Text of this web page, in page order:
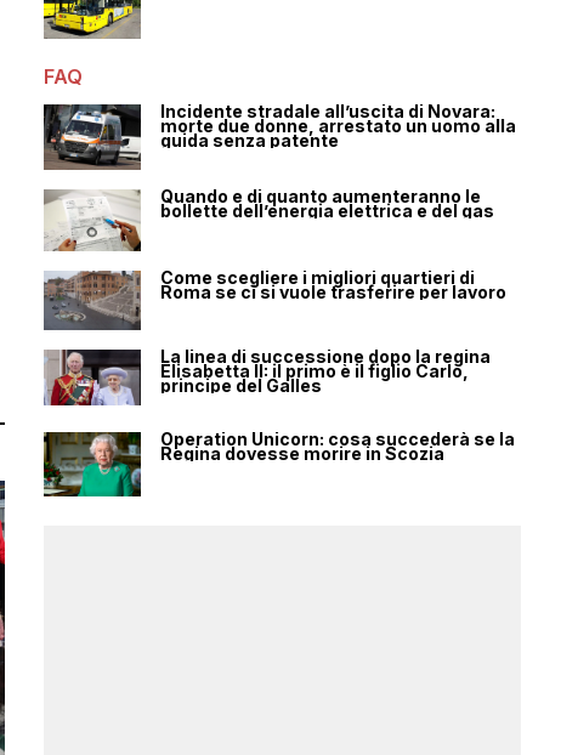
FAQ
Incidente stradale all’uscita di Novara:
morte due donne, arrestato un uomo alla
guida senza patente
Quando e di quanto aumenteranno le
bollette dell’energia elettrica e del gas
Come scegliere i migliori quartieri di
Roma se ci si vuole trasferire per lavoro
La linea di successione dopo la regina
Elisabetta II: il primo è il figlio Carlo,
principe del Galles
Operation Unicorn: cosa succederà se la
Regina dovesse morire in Scozia